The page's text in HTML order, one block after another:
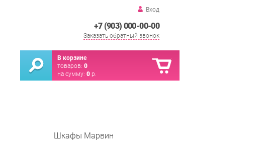
Вход
+7 (903) 000-00-00
Заказать обратный звонок
В корзине
товаров: 0
на сумму: 0 р.
Шкафы Марвин